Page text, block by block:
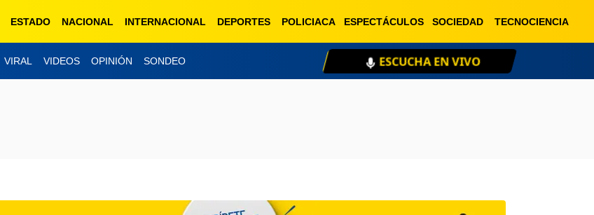
ESTADO NACIONAL INTERNACIONAL DEPORTES POLICIACA ESPECTÁCULOS SOCIEDAD TECNOCIENCIA
VIRAL VIDEOS OPINIÓN SONDEO ESCUCHA EN VIVO